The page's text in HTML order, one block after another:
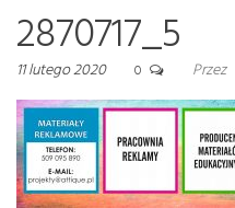
2870717_5
11 lutego 2020 0 Przez